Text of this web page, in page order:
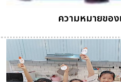
ความหมายของ